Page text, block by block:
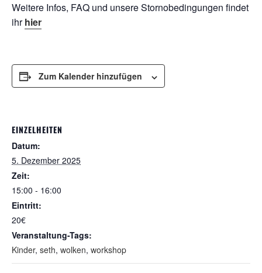
Weitere Infos, FAQ und unsere Stornobedingungen findet
ihrhier
Zum Kalender hinzufügen
EINZELHEITEN
Datum:
5. Dezember 2025
Zeit:
15:00 - 16:00
Eintritt:
20€
Veranstaltung-Tags:
Kinder, seth, wolken, workshop